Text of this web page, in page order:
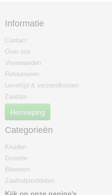
Informatie
Contact
Over ons
Voorwaarden
Retourneren
Levertijd & verzendkosten
Zaaitips
Herroeping
Categorieën
Kruiden
Groente
Bloemen
Zaaihulpmiddelen